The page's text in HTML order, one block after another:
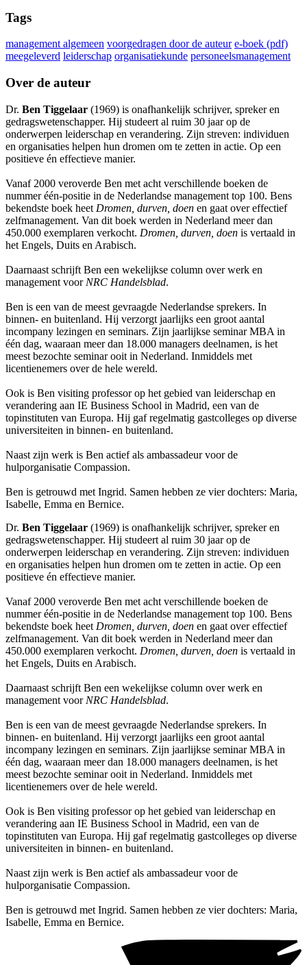
Tags
management algemeen voorgedragen door de auteur e-boek (pdf)
meegeleverd leiderschap organisatiekunde personeelsmanagement
Over de auteur
Dr. Ben Tiggelaar (1969) is onafhankelijk schrijver, spreker en
gedragswetenschapper. Hij studeert al ruim 30 jaar op de
onderwerpen leiderschap en verandering. Zijn streven: individuen
en organisaties helpen hun dromen om te zetten in actie. Op een
positieve én effectieve manier.
Vanaf 2000 veroverde Ben met acht verschillende boeken de
nummer één-positie in de Nederlandse management top 100. Bens
bekendste boek heet Dromen, durven, doen en gaat over effectief
zelfmanagement. Van dit boek werden in Nederland meer dan
450.000 exemplaren verkocht. Dromen, durven, doen is vertaald in
het Engels, Duits en Arabisch.
Daarnaast schrijft Ben een wekelijkse column over werk en
management voor NRC Handelsblad.
Ben is een van de meest gevraagde Nederlandse sprekers. In
binnen- en buitenland. Hij verzorgt jaarlijks een groot aantal
incompany lezingen en seminars. Zijn jaarlijkse seminar MBA in
één dag, waaraan meer dan 18.000 managers deelnamen, is het
meest bezochte seminar ooit in Nederland. Inmiddels met
licentienemers over de hele wereld.
Ook is Ben visiting professor op het gebied van leiderschap en
verandering aan IE Business School in Madrid, een van de
topinstituten van Europa. Hij gaf regelmatig gastcolleges op diverse
universiteiten in binnen- en buitenland.
Naast zijn werk is Ben actief als ambassadeur voor de
hulporganisatie Compassion.
Ben is getrouwd met Ingrid. Samen hebben ze vier dochters: Maria,
Isabelle, Emma en Bernice.
Dr. Ben Tiggelaar (1969) is onafhankelijk schrijver, spreker en
gedragswetenschapper. Hij studeert al ruim 30 jaar op de
onderwerpen leiderschap en verandering. Zijn streven: individuen
en organisaties helpen hun dromen om te zetten in actie. Op een
positieve én effectieve manier.
Vanaf 2000 veroverde Ben met acht verschillende boeken de
nummer één-positie in de Nederlandse management top 100. Bens
bekendste boek heet Dromen, durven, doen en gaat over effectief
zelfmanagement. Van dit boek werden in Nederland meer dan
450.000 exemplaren verkocht. Dromen, durven, doen is vertaald in
het Engels, Duits en Arabisch.
Daarnaast schrijft Ben een wekelijkse column over werk en
management voor NRC Handelsblad.
Ben is een van de meest gevraagde Nederlandse sprekers. In
binnen- en buitenland. Hij verzorgt jaarlijks een groot aantal
incompany lezingen en seminars. Zijn jaarlijkse seminar MBA in
één dag, waaraan meer dan 18.000 managers deelnamen, is het
meest bezochte seminar ooit in Nederland. Inmiddels met
licentienemers over de hele wereld.
Ook is Ben visiting professor op het gebied van leiderschap en
verandering aan IE Business School in Madrid, een van de
topinstituten van Europa. Hij gaf regelmatig gastcolleges op diverse
universiteiten in binnen- en buitenland.
Naast zijn werk is Ben actief als ambassadeur voor de
hulporganisatie Compassion.
Ben is getrouwd met Ingrid. Samen hebben ze vier dochters: Maria,
Isabelle, Emma en Bernice.